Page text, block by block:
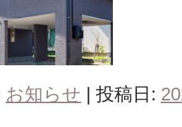
お知らせ | 投稿日: